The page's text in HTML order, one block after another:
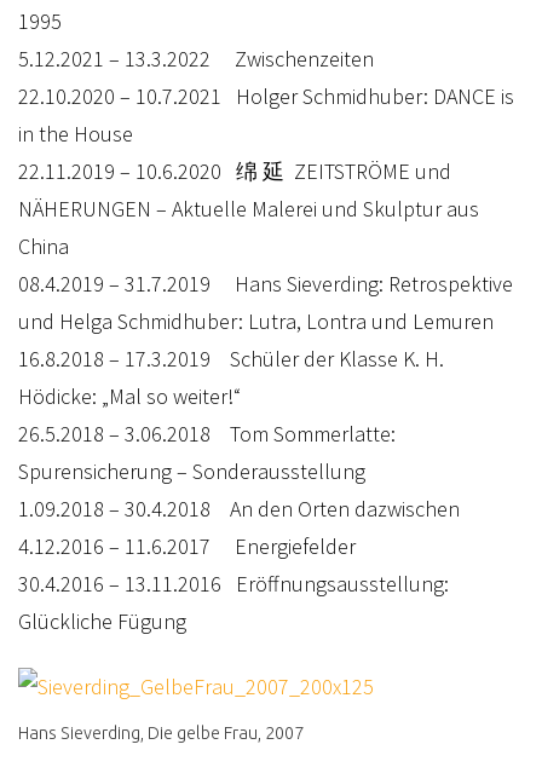
1995
5.12.2021 – 13.3.2022 Zwischenzeiten
22.10.2020 – 10.7.2021 Holger Schmidhuber: DANCE is
in the House
22.11.2019 – 10.6.2020 绵 延 ZEITSTRÖME und
NÄHERUNGEN – Aktuelle Malerei und Skulptur aus
China
08.4.2019 – 31.7.2019 Hans Sieverding: Retrospektive
und Helga Schmidhuber: Lutra, Lontra und Lemuren
16.8.2018 – 17.3.2019 Schüler der Klasse K. H.
Hödicke: „Mal so weiter!“
26.5.2018 – 3.06.2018 Tom Sommerlatte:
Spurensicherung – Sonderausstellung
1.09.2018 – 30.4.2018 An den Orten dazwischen
4.12.2016 – 11.6.2017 Energiefelder
30.4.2016 – 13.11.2016 Eröffnungsausstellung:
Glückliche Fügung
Hans Sieverding, Die gelbe Frau, 2007